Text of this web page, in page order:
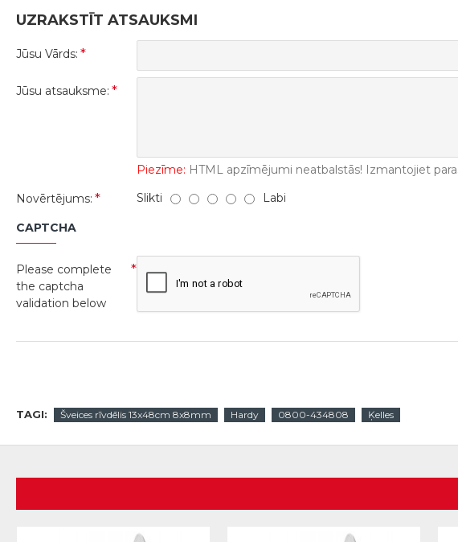
UZRAKSTĪT ATSAUKSMI
Jūsu Vārds:
Jūsu atsauksme:
Piezīme: HTML apzīmējumi neatbalstās! Izmantojiet
Novērtējums:
Slikti Labi
CAPTCHA
Please complete
the captcha
validation below
TAGI: Šveices rīvdēlis 13x48cm 8x8mm Hardy 0800-434808 Ķelles